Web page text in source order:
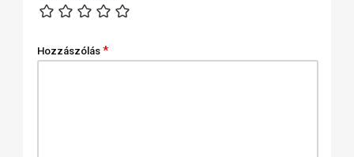
Hozzászólás *